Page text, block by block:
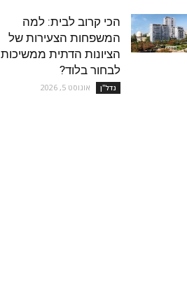
הכי קרוב לבית: למה
המשפחות הצעירות של
הציונות הדתית ממשיכות
לבחור בלוד?
נדל''ן אוגוסט 5, 2026